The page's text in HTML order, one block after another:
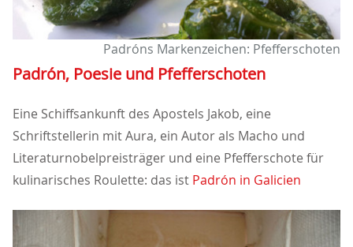
Padróns Markenzeichen: Pfefferschoten
Padrón, Poesie und Pfefferschoten
Eine Schiffsankunft des Apostels Jakob, eine
Schriftstellerin mit Aura, ein Autor als Macho und
Literaturnobelpreisträger und eine Pfefferschote für
kulinarisches Roulette: das ist Padrón in Galicien